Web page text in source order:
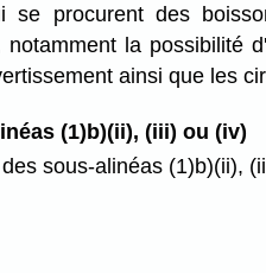
procurent des
la
ainsi que les
(1)b)(ii), (iii) ou (iv)
sous-alinéas (1)b)(ii),